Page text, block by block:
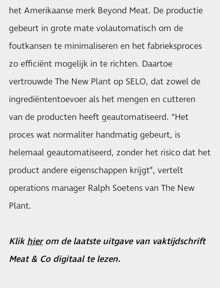
het Amerikaanse merk Beyond Meat. De productie
gebeurt in grote mate volautomatisch om de
foutkansen te minimaliseren en het fabrieksproces
zo efficiënt mogelijk in te richten. Daartoe
vertrouwde The New Plant op SELO, dat zowel de
ingrediëntentoevoer als het mengen en cutteren
van de producten heeft geautomatiseerd. “Het
proces wat normaliter handmatig gebeurt, is
helemaal geautomatiseerd, zonder het risico dat het
product andere eigenschappen krijgt”, vertelt
operations manager Ralph Soetens van The New
Plant.
Klikhierom de laatste uitgave van vaktijdschrift
Meat & Co digitaal te lezen.